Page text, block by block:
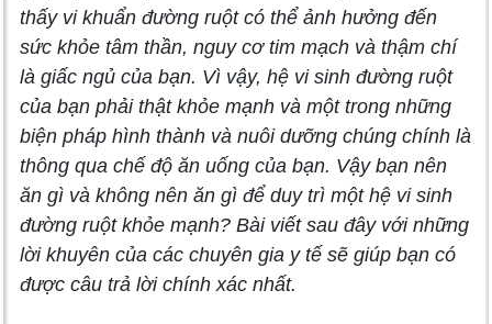
thấy vi khuẩn đường ruột có thể ảnh hưởng đến
sức khỏe tâm thần, nguy cơ tim mạch và thậm chí
là giấc ngủ của bạn. Vì vậy, hệ vi sinh đường ruột
của bạn phải thật khỏe mạnh và một trong những
biện pháp hình thành và nuôi dưỡng chúng chính là
thông qua chế độ ăn uống của bạn. Vậy bạn nên
ăn gì và không nên ăn gì để duy trì một hệ vi sinh
đường ruột khỏe mạnh? Bài viết sau đây với những
lời khuyên của các chuyên gia y tế sẽ giúp bạn có
được câu trả lời chính xác nhất.